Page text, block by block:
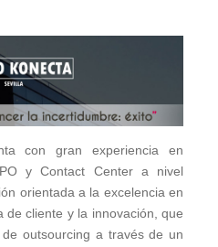
con gran experiencia en
y Contact Center a nivel
orientada a la excelencia en
de cliente y la innovación, que
outsourcing a través de un